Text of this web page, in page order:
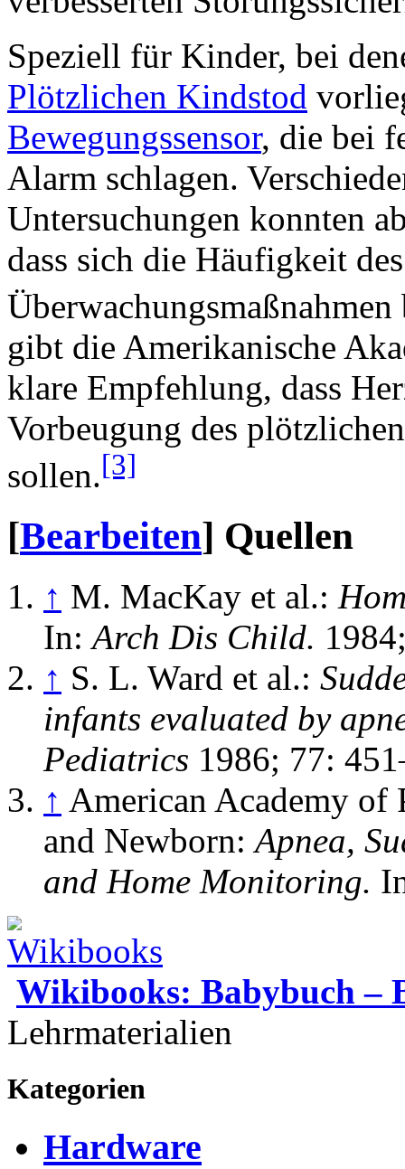
Speziell für Kinder, bei
Plötzlichen Kindstod
Bewegungssensor, die bei
Alarm schlagen.
Untersuchungen konnten
dass sich die Häufigkeit
gibt die Amerikanische
klare Empfehlung, dass
Vorbeugung des
sollen.[3]
[Bearbeiten] Quellen
↑ M. MacKay et al.:
In:Arch Dis Child.
↑ S. L. Ward et al.:
infants evaluated by
Pediatrics 1986; 77:
↑ American Academy of
and Newborn:Apnea,
and Home Monitoring.
Wikibooks: Babybuch –
Lehrmaterialien
Kategorien
Hardware